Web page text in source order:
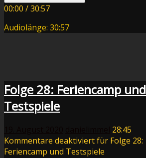
00:00 /30:57
Audiolänge: 30:57
Folge 28: Feriencamp und
Testspiele
28:45
Kommentare deaktiviertfür Folge 28:
Feriencamp und Testspiele